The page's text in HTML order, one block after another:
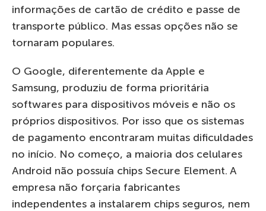
informações de cartão de crédito e passe de
transporte público. Mas essas opções não se
tornaram populares.
O Google, diferentemente da Apple e
Samsung, produziu de forma prioritária
softwares para dispositivos móveis e não os
próprios dispositivos. Por isso que os sistemas
de pagamento encontraram muitas dificuldades
no início. No começo, a maioria dos celulares
Android não possuía chips Secure Element. A
empresa não forçaria fabricantes
independentes a instalarem chips seguros, nem